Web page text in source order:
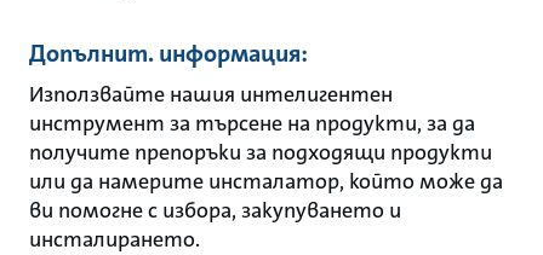
Допълнит. информация:
Използвайте нашия интелигентен
инструмент за търсене на продукти, за да
получите препоръки за подходящи продукти
или да намерите инсталатор, който може да
ви помогне с избора, закупуването и
инсталирането.